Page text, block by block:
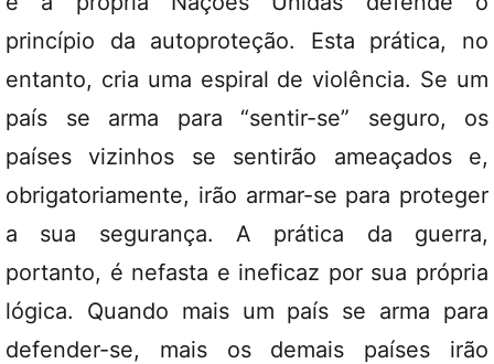
princípio da autoproteção. Esta prática, no
entanto, cria uma espiral de violência. Se um
país se arma para “sentir-se” seguro, os
países vizinhos se sentirão ameaçados e,
obrigatoriamente, irão armar-se para proteger
a sua segurança. A prática da guerra,
portanto, é nefasta e ineficaz por sua própria
lógica. Quando mais um país se arma para
defender-se, mais os demais países irão